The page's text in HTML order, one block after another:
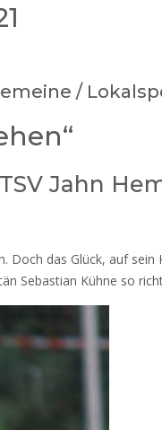
/
Jahn
Doch das Glück, auf
Sebastian Kühne so